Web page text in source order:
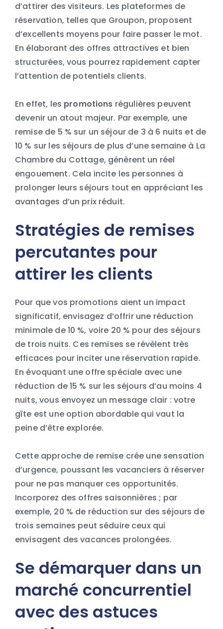
d’attirer des visiteurs. Les plateformes de
réservation, telles que Groupon, proposent
d’excellents moyens pour faire passer le mot.
En élaborant des offres attractives et bien
structurées, vous pourrez rapidement capter
l’attention de potentiels clients.
En effet, les promotions régulières peuvent
devenir un atout majeur. Par exemple, une
remise de 5 % sur un séjour de 3 à 6 nuits et de
10 % sur les séjours de plus d’une semaine à La
Chambre du Cottage, génèrent un réel
engouement. Cela incite les personnes à
prolonger leurs séjours tout en appréciant les
avantages d’un prix réduit.
Stratégies de remises
percutantes pour
attirer les clients
Pour que vos promotions aient un impact
significatif, envisagez d’offrir une réduction
minimale de 10 %, voire 20 % pour des séjours
de trois nuits. Ces remises se révèlent très
efficaces pour inciter une réservation rapide.
En évoquant une offre spéciale avec une
réduction de 15 % sur les séjours d’au moins 4
nuits, vous envoyez un message clair : votre
gîte est une option abordable qui vaut la
peine d’être explorée.
Cette approche de remise crée une sensation
d’urgence, poussant les vacanciers à réserver
pour ne pas manquer ces opportunités.
Incorporez des offres saisonnières ; par
exemple, 20 % de réduction sur des séjours de
trois semaines peut séduire ceux qui
envisagent des vacances prolongées.
Se démarquer dans un
marché concurrentiel
avec des astuces